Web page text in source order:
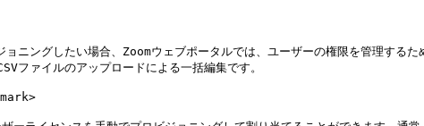
ニングしたい場合、Zoomウェブポータルでは、ユーザーの権限を管理する
ファイルのアップロードによる一括編集です。